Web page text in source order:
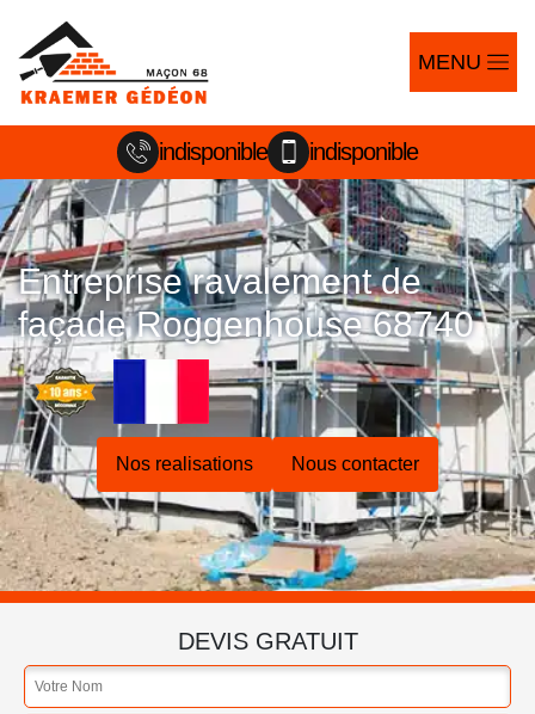
MENU
indisponible indisponible
Entreprise ravalement de
façade Roggenhouse 68740
Nos realisations Nous contacter
DEVIS GRATUIT